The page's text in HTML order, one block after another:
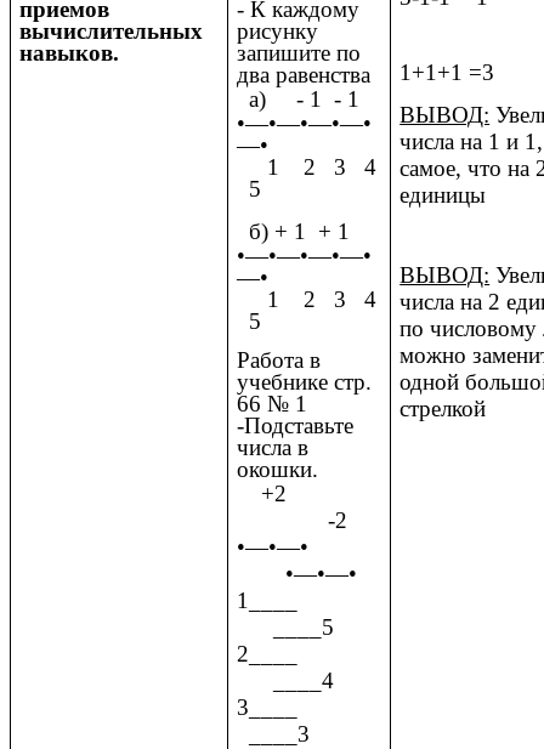
приемов
вычислительных
навыков.
- К каждому
рисунку
запишите по
два равенства
а)- 1 - 1
•—•—•—•—•
—•
1 2 3 4
5
б) + 1 + 1
•—•—•—•—•
—•
1 2 3 4
5
Работа в
учебнике стр.
66 № 1
-Подставьте
числа в
окошки.
+2
-2
•—•—•
•—•—•
1____⁭
⁭____5
2____⁭
⁭____4
3____⁭
⁭____3
1+1+1 =3
ВЫВОД:
числа на 1 и
самое, что на
единицы
ВЫВОД:
числа на 2
по числовому
можно
одной
стрелкой